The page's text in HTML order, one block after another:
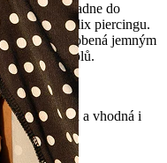
zapadne do
ji ve svém helix piercingu.
. Je zdobená jemným
a visí dolů.
je odolná a a vhodná i